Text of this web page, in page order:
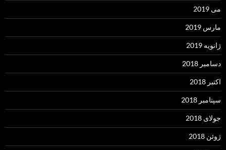
می 2019
مارس 2019
ژانویه 2019
دسامبر 2018
اکتبر 2018
سپتامبر 2018
جولای 2018
ژوئن 2018